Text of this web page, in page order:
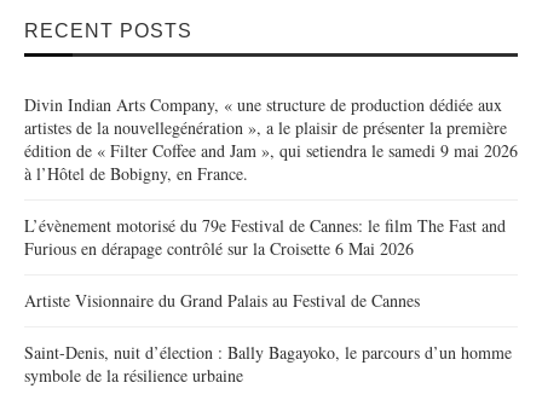
RECENT POSTS
Divin Indian Arts Company, « une structure de production dédiée aux
artistes de la nouvellegénération », a le plaisir de présenter la première
édition de « Filter Coffee and Jam », qui setiendra le samedi 9 mai 2026
à l’Hôtel de Bobigny, en France.
L’évènement motorisé du 79e Festival de Cannes: le film The Fast and
Furious en dérapage contrôlé sur la Croisette 6 Mai 2026
Artiste Visionnaire du Grand Palais au Festival de Cannes
Saint-Denis, nuit d’élection : Bally Bagayoko, le parcours d’un homme
symbole de la résilience urbaine